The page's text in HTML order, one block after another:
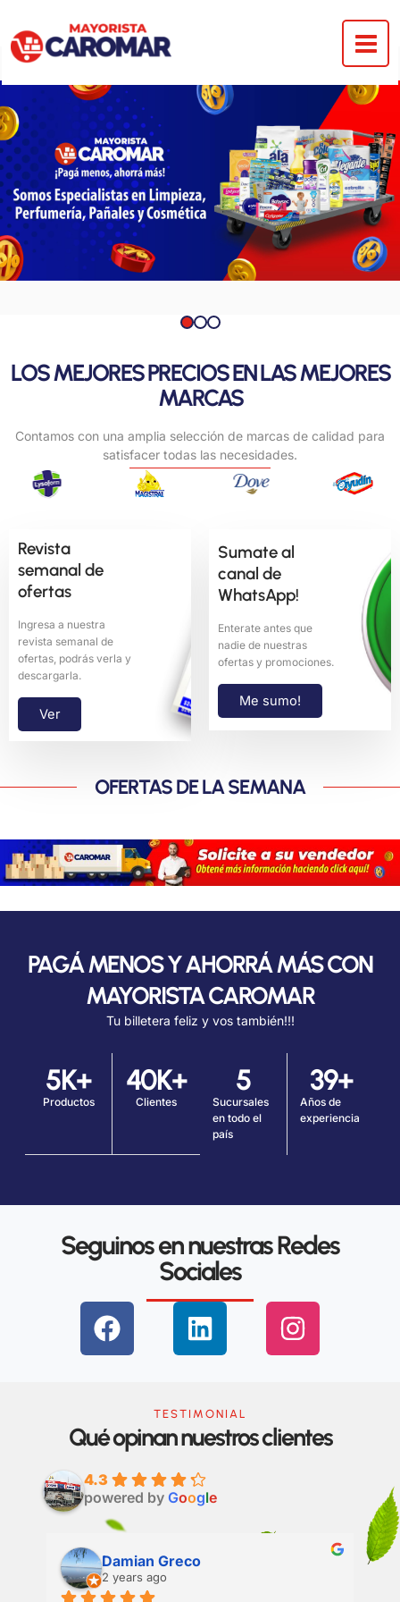
contenido
LOS MEJORES PRECIOS EN LAS MEJORES
MARCAS
Contamos con una amplia selección de marcas de calidad para
satisfacer todas las necesidades.
Revista
semanal de
ofertas
Ingresa a nuestra
revista semanal de
ofertas, podrás verla y
descargarla.
Ver
Sumate al
canal de
WhatsApp!
Enterate antes que
nadie de nuestras
ofertas y promociones.
Me sumo!
OFERTAS DE LA SEMANA
PAGÁ MENOS Y AHORRÁ MÁS CON
MAYORISTA CAROMAR
Tu billetera feliz y vos también!!!
Productos
5K+
Clientes
40K+
Sucursales
en todo el
país
5
Años de
experiencia
39+
Seguinos en nuestras Redes
Sociales
F
a
b
o
o
k
L
i
e
d
i
n
I
n
g
TESTIMONIAL
Qué opinan nuestros clientes
4.3
powered by Google
Damian Greco
2 years ago